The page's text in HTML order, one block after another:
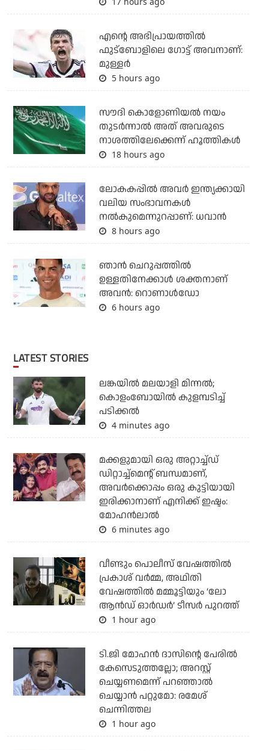
എന്റെ അഭിപ്രായത്തില്‍
ഫുട്‌ബോളിലെ ഗോട്ട് അവനാണ്:
മുള്ളര്‍
5 hours ago
സൗദി കൊളോണിയല്‍ നയം
തുടര്‍ന്നാല്‍ അത് അവരുടെ
നാശത്തിലേക്കെന്ന് ഹൂത്തികള്‍
18 hours ago
ലോകകപ്പിൽ അവര്‍ ഇന്ത്യക്കായി
വലിയ സംഭാവനകള്‍
നല്‍കുമെന്നുറപ്പാണ്: ധവാന്‍
8 hours ago
ഞാന്‍ ചെറുപ്പത്തില്‍
ഉള്ളതിനേക്കാള്‍ ശക്തനാണ്
അവന്‍: റൊണാള്‍ഡോ
6 hours ago
LATEST STORIES
ലങ്കയില്‍ മലയാളി മിന്നല്‍;
കൊളംബോയിൽ കുളമ്പടിച്ച്
പടിക്കല്‍
4 minutes ago
മക്കളുമായി ഒരു അറ്റാച്ച്ഡ്
ഡിറ്റാച്ച്മെന്റ് ബന്ധമാണ്,
അവർക്കൊപ്പം ഒരു കുട്ടിയായി
ഇരിക്കാനാണ് എനിക്ക് ഇഷ്ടം:
മോഹൻലാൽ
6 minutes ago
വീണ്ടും പൊലീസ് വേഷത്തിൽ
പ്രകാശ് വർമ്മ, അഥിതി
വേഷത്തിൽ മമ്മൂട്ടിയും ‘ലോ
ആൻഡ് ഓർഡർ’ ടീസർ പുറത്ത്
1 hour ago
ടി.ജി മോഹന്‍ ദാസിന്റെ പേരില്‍
കേസെടുത്തല്ലോ; അറസ്റ്റ്
ചെയ്യണമെന്ന് പറഞ്ഞാല്‍
ചെയ്യാന്‍ പറ്റുമോ: രമേശ്
ചെന്നിത്തല
1 hour ago